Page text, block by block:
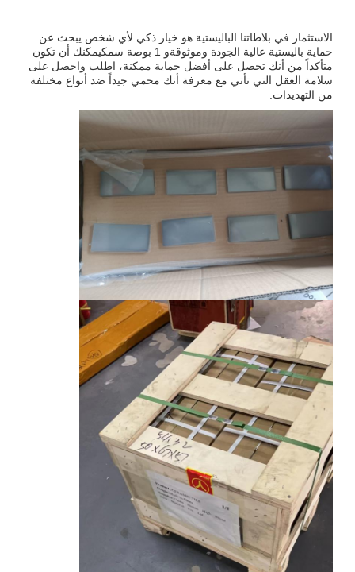
الاستثمار في بلاطاتنا الباليستية هو خيار ذكي لأي شخص يبحث عن
حماية باليستية عالية الجودة وموثوقةو 1 بوصة سمكيمكنك أن تكون
متأكداً من أنك تحصل على أفضل حماية ممكنة، اطلب واحصل على
سلامة العقل التي تأتي مع معرفة أنك محمي جيداً ضد أنواع مختلفة
من التهديدات.